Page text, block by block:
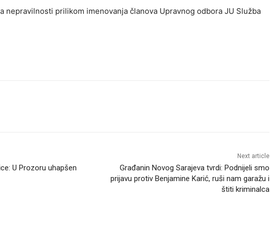
nepravilnosti prilikom imenovanja članova Upravnog odbora JU Služba
U Prozoru uhapšen
Next article
Građanin Novog Sarajeva tvrdi: Podnijeli smo
prijavu protiv Benjamine Karić, ruši nam garažu i
štiti kriminalca